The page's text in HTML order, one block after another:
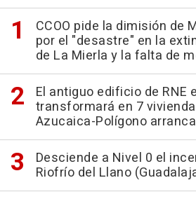
CCOO pide la dimisión de
por el "desastre" en la
de La Mierla y la falta de
El antiguo edificio de RNE
transformará en 7
Azucaica-Polígono
Desciende a Nivel 0 el
Riofrío del Llano